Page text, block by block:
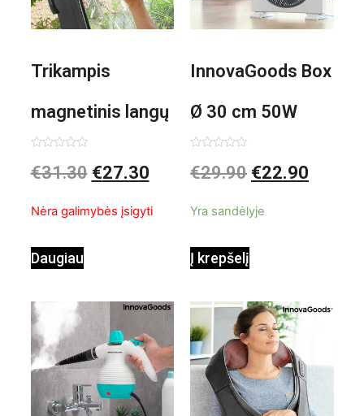
Trikampis
magnetinis langų
valiklis Klinmag
0
iš
€31.30 €27.30
Nėra galimybės įsigyti
Daugiau
InnovaGoods Box
Ø 30 cm 50W
Baltai pilkas
0
iš
€29.90 €22.90
Yra sandėlyje
Į krepšelį